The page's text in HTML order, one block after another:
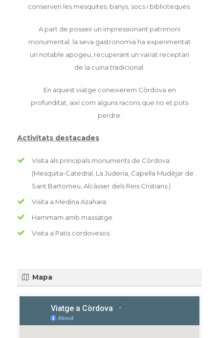
conserven les mesquites, banys, socs i biblioteques.
A part de posseir un impressionant patrimoni
monumental, la seva gastronomia ha experimentat
un notable apogeu, recuperant un variat receptari
de la cuina tradicional.
En aquest viatge coneixerem Còrdova en
profunditat, així com alguns racons que no et pots
perdre.
Activitats destacades
Visita als principals monuments de Còrdova
(Mesquita-Catedral, La Juderia, Capella Mudèjar de
Sant Bartomeu, Alcàsser dels Reis Cristians.)
Visita a Medina Azahara.
Hammam amb massatge.
Visita a Patis cordovesos.
Mapa